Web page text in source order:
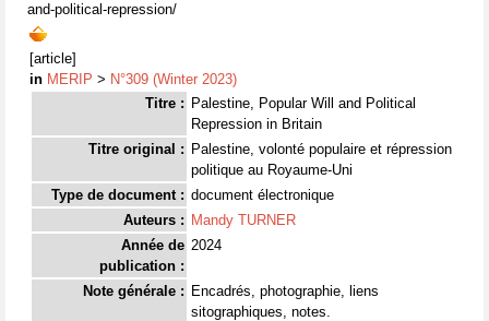
and-political-repression/
[article]
in MERIP > N°309 (Winter 2023)
Titre : Palestine, Popular Will and Political
Repression in Britain
Titre original : Palestine, volonté populaire et répression
politique au Royaume-Uni
Type de document : document électronique
Auteurs : Mandy TURNER
Année de
publication :
2024
Note générale : Encadrés, photographie, liens
sitographiques, notes.